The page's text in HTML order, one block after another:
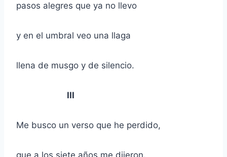
pasos alegres que ya no llevo
y en el umbral veo una llaga
llena de musgo y de silencio.
III
Me busco un verso que he perdido,